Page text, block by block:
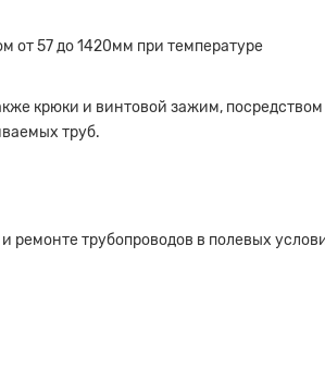
от 57 до 1420мм при температуре
крюки и винтовой зажим, посредством
труб.
ремонте трубопроводов в полевых